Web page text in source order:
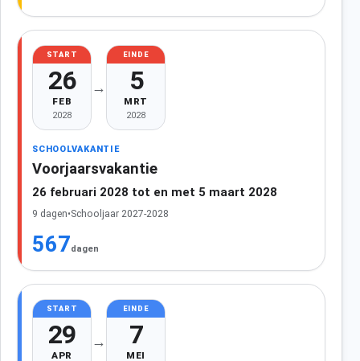
START
26
FEB
2028
→
EINDE
5
MRT
2028
SCHOOLVAKANTIE
Voorjaarsvakantie
26 februari 2028 tot en met 5 maart 2028
9 dagen•Schooljaar 2027-2028
567dagen
START
29
APR
→
EINDE
7
MEI